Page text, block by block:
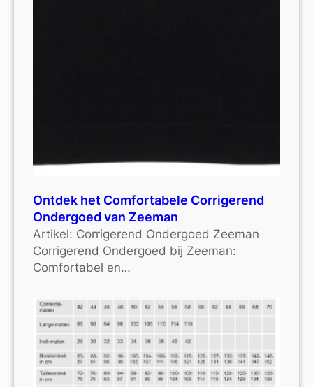
Ontdek het Comfortabele Corrigerend
Ondergoed van Zeeman
Artikel: Corrigerend Ondergoed Zeeman
Corrigerend Ondergoed bij Zeeman:
Comfortabel en…